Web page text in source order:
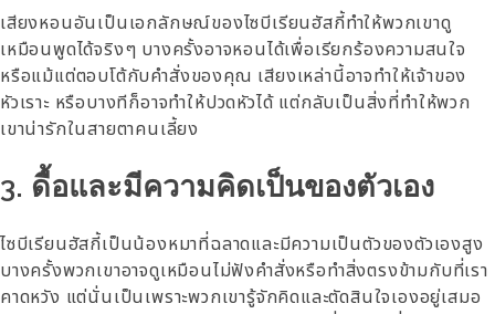
เสียงหอนอันเป็นเอกลักษณ์ของไซบีเรียนฮัสกี้ทำให้พวกเขาดู
เหมือนพูดได้จริงๆ บางครั้งอาจหอนได้เพื่อเรียกร้องความสนใจ
หรือแม้แต่ตอบโต้กับคำสั่งของคุณ เสียงเหล่านี้อาจทำให้เจ้าของ
หัวเราะ หรือบางทีก็อาจทำให้ปวดหัวได้ แต่กลับเป็นสิ่งที่ทำให้พวก
เขาน่ารักในสายตาคนเลี้ยง
3. ดื้อและมีความคิดเป็นของตัวเอง
ไซบีเรียนฮัสกี้เป็นน้องหมาที่ฉลาดและมีความเป็นตัวของตัวเองสูง
บางครั้งพวกเขาอาจดูเหมือนไม่ฟังคำสั่งหรือทำสิ่งตรงข้ามกับที่เรา
คาดหวัง แต่นั่นเป็นเพราะพวกเขารู้จักคิดและตัดสินใจเองอยู่เสมอ